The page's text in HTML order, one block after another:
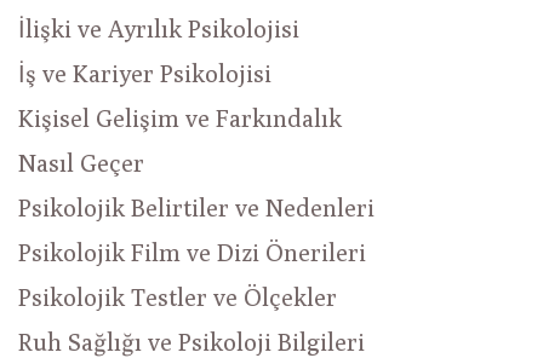
İlişki ve Ayrılık Psikolojisi
İş ve Kariyer Psikolojisi
Kişisel Gelişim ve Farkındalık
Nasıl Geçer
Psikolojik Belirtiler ve Nedenleri
Psikolojik Film ve Dizi Önerileri
Psikolojik Testler ve Ölçekler
Ruh Sağlığı ve Psikoloji Bilgileri